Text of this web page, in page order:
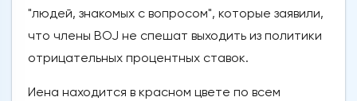
"людей, знакомых с вопросом", которые заявили,
что члены BOJ не спешат выходить из политики
отрицательных процентных ставок.
Иена находится в красном цвете по всем